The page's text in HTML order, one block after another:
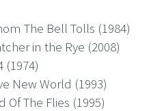
The Bell Tolls (1984)
in the Rye (2008)
(1974)
New World (1993)
Of The Flies (1995)